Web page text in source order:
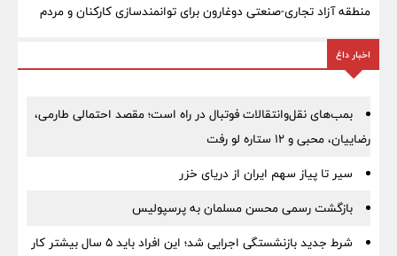
منطقه آزاد تجاری-صنعتی دوغارون برای توانمندسازی کارکنان و مردم
اخبار داغ
بمب‌های نقل‌وانتقالات فوتبال در راه است؛ مقصد احتمالی طارمی،
رضاییان، محبی و ۱۲ ستاره لو رفت
سیر تا پیاز سهم ایران از دریای خزر
بازگشت رسمی محسن مسلمان به پرسپولیس
شرط جدید بازنشستگی اجرایی شد؛ این افراد باید ۵ سال بیشتر کار